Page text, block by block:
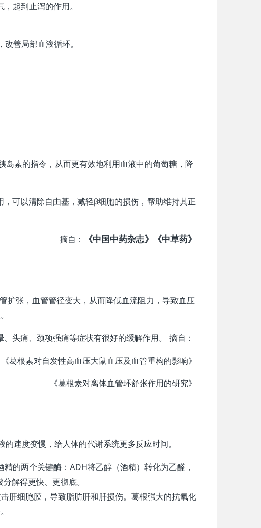
起到止泻的作用。
善局部血液循环。
岛素的指令，从而更有效地利用血液中的葡萄糖，降
可以清除自由基，减轻β细胞的损伤，帮助维持其正
摘自： 《中国中药杂志》《中草药》
扩张，血管管径变大，从而降低血流阻力，导致血压
头痛、颈项强痛等症状有很好的缓解作用。 摘自：
葛根素对自发性高血压大鼠血压及血管重构的影响》
《葛根素对离体血管环舒张作用的研究》
速度变慢，给人体的代谢系统更多反应时间。
的两个关键酶：ADH将乙醇（酒精）转化为乙醛，
解得更快、更彻底。
肝细胞膜，导致脂肪肝和肝损伤。葛根强大的抗氧化